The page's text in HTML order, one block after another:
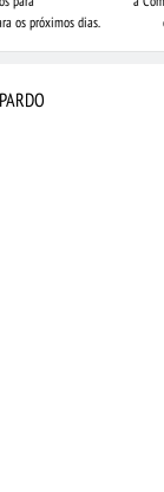
os próximos dias.